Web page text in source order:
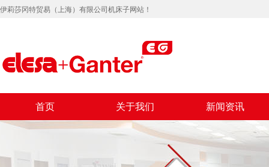
伊莉莎冈特贸易（上海）有限公司机床子网站！
首页 关于我们 新闻资讯